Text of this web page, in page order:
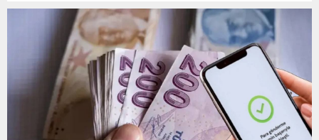
edilirken çiftçiler hava, su...